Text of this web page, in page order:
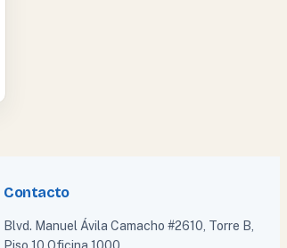
Contacto
Blvd. Manuel Ávila Camacho #2610, Torre B,